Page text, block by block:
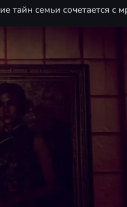
тайн семьи сочетается